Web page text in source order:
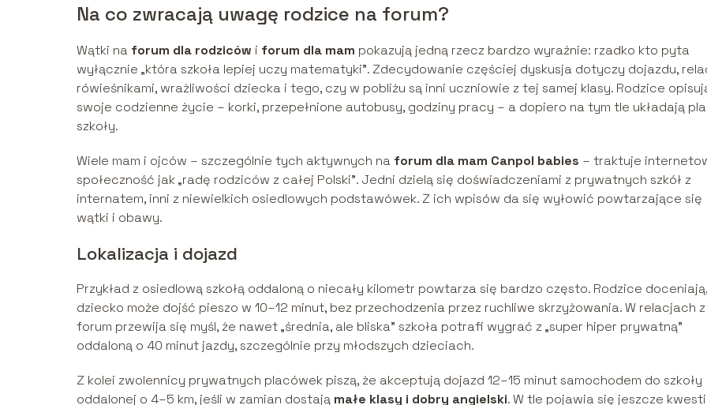
Na co zwracają uwagę rodzice na forum?
Wątki na forum dla rodziców i forum dla mam pokazują jedną rzecz bardzo wyraźnie: rzadko kto pyta
wyłącznie „która szkoła lepiej uczy matematyki”. Zdecydowanie częściej dyskusja dotyczy dojazdu,
rówieśnikami, wrażliwości dziecka i tego, czy w pobliżu są inni uczniowie z tej samej klasy. Rodzice
swoje codzienne życie – korki, przepełnione autobusy, godziny pracy – a dopiero na tym tle układają
szkoły.
Wiele mam i ojców – szczególnie tych aktywnych na forum dla mam Canpol babies – traktuje
społeczność jak „radę rodziców z całej Polski”. Jedni dzielą się doświadczeniami z prywatnych szkół z
internatem, inni z niewielkich osiedlowych podstawówek. Z ich wpisów da się wyłowić powtarzające się
wątki i obawy.
Lokalizacja i dojazd
Przykład z osiedlową szkołą oddaloną o niecały kilometr powtarza się bardzo często. Rodzice
dziecko może dojść pieszo w 10–12 minut, bez przechodzenia przez ruchliwe skrzyżowania. W relacjach z
forum przewija się myśl, że nawet „średnia, ale bliska” szkoła potrafi wygrać z „super hiper prywatną”
oddaloną o 40 minut jazdy, szczególnie przy młodszych dzieciach.
Z kolei zwolennicy prywatnych placówek piszą, że akceptują dojazd 12–15 minut samochodem do szkoły
oddalonej o 4–5 km, jeśli w zamian dostają małe klasy i dobry angielski. W tle pojawia się jeszcze